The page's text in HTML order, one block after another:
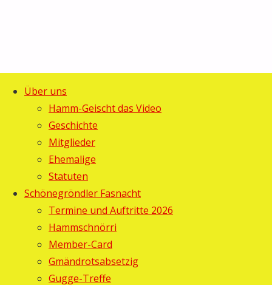
Über uns
Hamm-Geischt das Video
Geschichte
Mitglieder
Ehemalige
Statuten
Schönegröndler Fasnacht
Termine und Auftritte 2026
Hammschnörri
Member-Card
Gmändrotsabsetzig
Gugge-Treffe
Start
Allgemein
Narre-
Brunch
Gebi26.
Februar
201226.
Februar
2012
Allgemein/
Lömpe, Schönengrund